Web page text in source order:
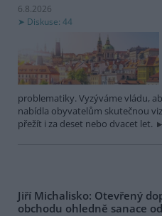
6.8.2026
Diskuse: 44
problematiky. Vyzýváme vládu,
nabídla obyvatelům skutečnou
přežít i za deset nebo dvacet let.
Jiří Michalisko: Otevřený
obchodu ohledně sanace